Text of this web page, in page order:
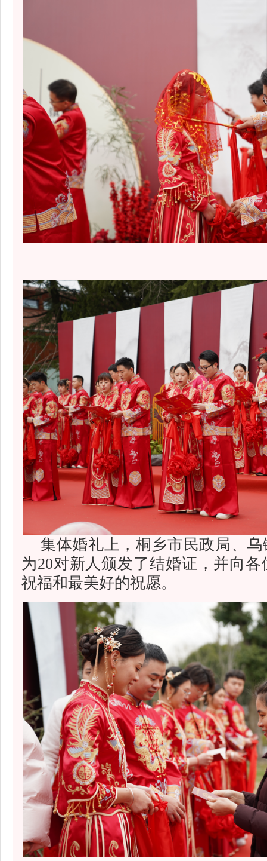
集体婚礼上，桐乡市民政局、
为20对新人颁发了结婚证，并向
祝福和最美好的祝愿。